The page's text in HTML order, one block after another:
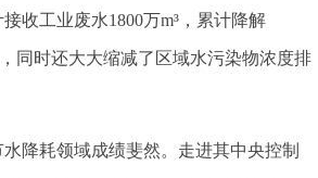
工业废水1800万m³，累计降解
同时还大大缩减了区域水污染物浓度排
耗领域成绩斐然。走进其中央控制